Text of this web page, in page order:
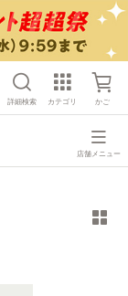
詳細検索 カテゴリ かご
店舗メニュー